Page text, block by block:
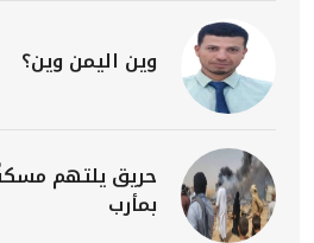
وين اليمن وين؟
حريق يلتهم
بمأرب